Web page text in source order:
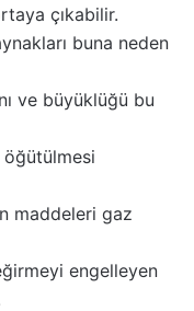
çıkabilir.
buna neden
ve büyüklüğü bu
öğütülmesi
maddeleri gaz
engelleyen